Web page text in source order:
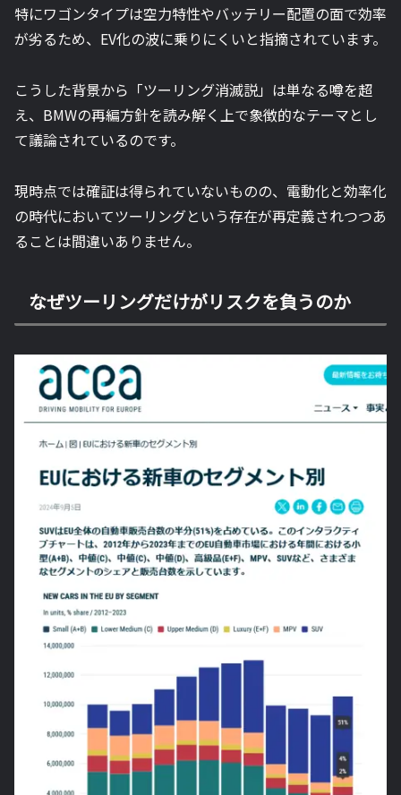
特にワゴンタイプは空力特性やバッテリー配置の面で効率
が劣るため、EV化の波に乗りにくいと指摘されています。
こうした背景から「ツーリング消滅説」は単なる噂を超
え、BMWの再編方針を読み解く上で象徴的なテーマとし
て議論されているのです。
現時点では確証は得られていないものの、電動化と効率化
の時代においてツーリングという存在が再定義されつつあ
ることは間違いありません。
なぜツーリングだけがリスクを負うのか